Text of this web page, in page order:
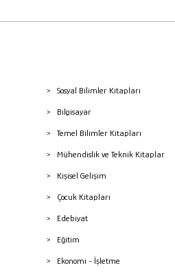
Sosyal Bilimler Kitapları
Bilgisayar
Temel Bilimler Kitapları
Mühendislik ve Teknik Kitaplar
Kişisel Gelişim
Çocuk Kitapları
Edebiyat
Eğitim
Ekonomi - İşletme